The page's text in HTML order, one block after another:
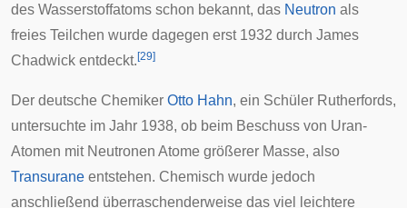
des Wasserstoffatoms schon bekannt, das Neutron als
freies Teilchen wurde dagegen erst 1932 durch James
Chadwick entdeckt. [29]
Der deutsche Chemiker Otto Hahn, ein Schüler Rutherfords,
untersuchte im Jahr 1938, ob beim Beschuss von Uran-
Atomen mit Neutronen Atome größerer Masse, also
Transurane entstehen. Chemisch wurde jedoch
anschließend überraschenderweise das viel leichtere